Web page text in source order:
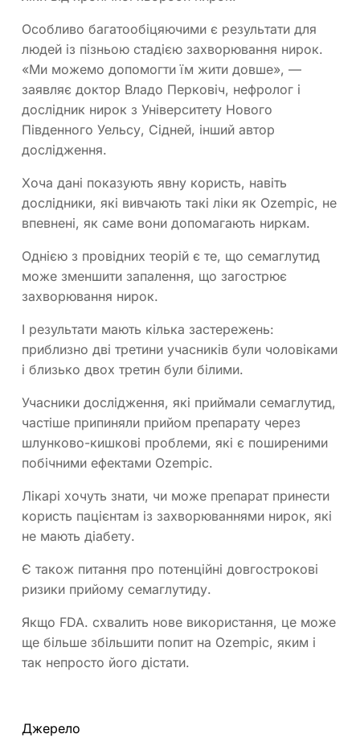
Особливо багатообіцяючими є результати для
людей із пізньою стадією захворювання нирок.
«Ми можемо допомогти їм жити довше», —
заявляє доктор Владо Перковіч, нефролог і
дослідник нирок з Університету Нового
Південного Уельсу, Сідней, інший автор
дослідження.
Хоча дані показують явну користь, навіть
дослідники, які вивчають такі ліки як Ozempic, не
впевнені, як саме вони допомагають ниркам.
Однією з провідних теорій є те, що семаглутид
може зменшити запалення, що загострює
захворювання нирок.
І результати мають кілька застережень:
приблизно дві третини учасників були чоловіками
і близько двох третин були білими.
Учасники дослідження, які приймали семаглутид,
частіше припиняли прийом препарату через
шлунково-кишкові проблеми, які є поширеними
побічними ефектами Ozempic.
Лікарі хочуть знати, чи може препарат принести
користь пацієнтам із захворюваннями нирок, які
не мають діабету.
Є також питання про потенційні довгострокові
ризики прийому семаглутиду.
Якщо FDA. схвалить нове використання, це може
ще більше збільшити попит на Ozempic, яким і
так непросто його дістати.
Джерело